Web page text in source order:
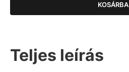
KOSÁRBA
Teljes leírás